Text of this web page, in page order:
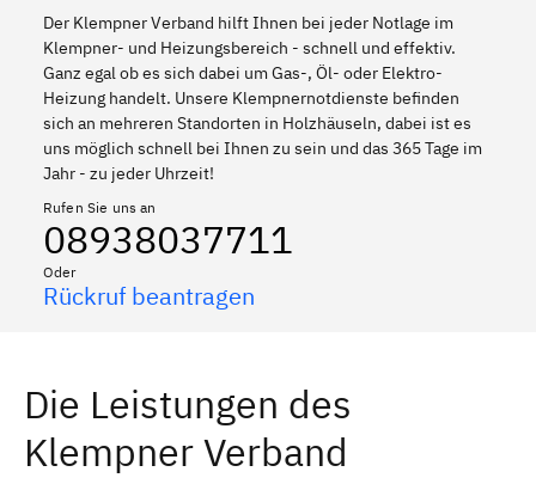
Der Klempner Verband hilft Ihnen bei jeder Notlage im
Klempner- und Heizungsbereich - schnell und effektiv.
Ganz egal ob es sich dabei um Gas-, Öl- oder Elektro-
Heizung handelt. Unsere Klempnernotdienste befinden
sich an mehreren Standorten in Holzhäuseln, dabei ist es
uns möglich schnell bei Ihnen zu sein und das 365 Tage im
Jahr - zu jeder Uhrzeit!
Rufen Sie uns an
08938037711
Oder
Rückruf beantragen
Die Leistungen des
Klempner Verband